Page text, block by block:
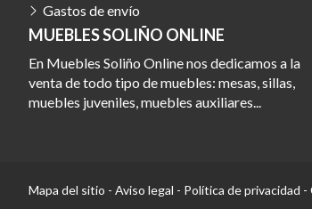
MUEBLES SOLIÑO ONLINE
En Muebles Soliño Online nos dedicamos a la
venta de todo tipo de muebles: mesas, sillas,
muebles juveniles, muebles auxiliares...
Gastos de envío
Mapa del sitio - Aviso legal - Política de privacidad -